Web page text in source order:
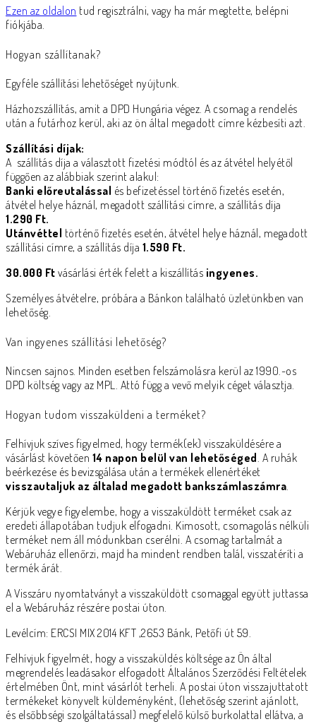
Ezen az oldalon tud regisztrálni, vagy ha már megtette, belépni
fiókjába.
Hogyan szállítanak?
Egyféle szállítási lehetőséget nyújtunk.
Házhozszállítás, amit a DPD Hungária végez. A csomag a rendelés
után a futárhoz kerül, aki az ön által megadott címre kézbesíti azt.
Szállítási díjak:
A szállítás díja a választott fizetési módtól és az átvétel helyétől
függően az alábbiak szerint alakul:
Banki előreutalással és befizetéssel történő fizetés esetén,
átvétel helye háznál, megadott szállítási címre, a szállítás díja
1.290 Ft.
Utánvéttel történő fizetés esetén, átvétel helye háznál, megadott
szállítási címre, a szállítás díja 1.590 Ft.
30.000 Ft vásárlási érték felett a kiszállítás ingyenes.
Személyes átvételre, próbára a Bánkon található üzletünkben van
lehetőség.
Van ingyenes szállítási lehetőség?
Nincsen sajnos. Minden esetben felszámolásra kerül az 1990.-os
DPD költség vagy az MPL. Attó függ a vevő melyik céget választja.
Hogyan tudom visszaküldeni a terméket?
Felhívjuk szíves figyelmed, hogy termék(ek) visszaküldésére a
vásárlást követően 14 napon belül van lehetőséged. A ruhák
beérkezése és bevizsgálása után a termékek ellenértéket
visszautaljuk az általad megadott bankszámlaszámra.
Kérjük vegye figyelembe, hogy a visszaküldött terméket csak az
eredeti állapotában tudjuk elfogadni. Kimosott, csomagolás nélküli
terméket nem áll módunkban cserélni. A csomag tartalmát a
Webáruház ellenőrzi, majd ha mindent rendben talál, visszatéríti a
termék árát.
A Visszáru nyomtatványt a visszaküldött csomaggal együtt juttassa
el a Webáruház részére postai úton.
Levélcím: ERCSI MIX 2014 KFT ,2653 Bánk, Petőfi út 59.
Felhívjuk figyelmét, hogy a visszaküldés költsége az Ön által
megrendelés leadásakor elfogadott Általános Szerződési Feltételek
értelmében Önt, mint vásárlót terheli. A postai úton visszajuttatott
termékeket könyvelt küldeményként, (lehetőség szerint ajánlott,
és elsőbbségi szolgáltatással) megfelelő külső burkolattal ellátva, a